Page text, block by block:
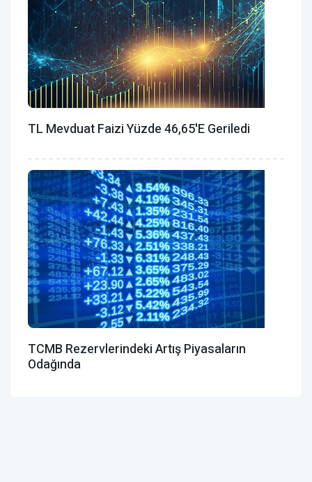
TL Mevduat Faizi Yüzde 46,65'e Geriledi
TCMB Rezervlerindeki Artış Piyasaların
Odağında